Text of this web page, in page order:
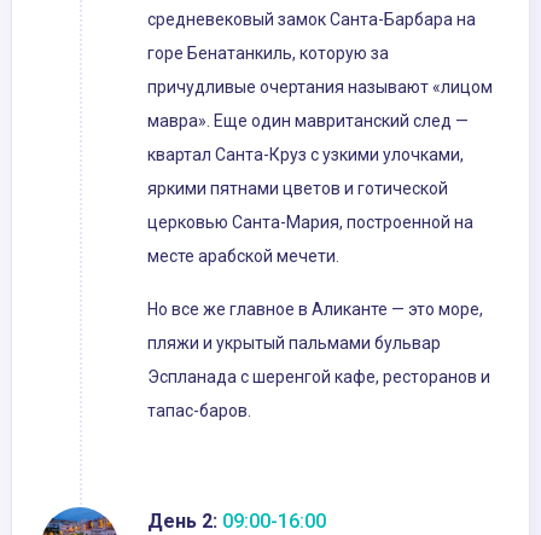
средневековый замок Санта-Барбара на
горе Бенатанкиль, которую за
причудливые очертания называют «лицом
мавра». Еще один мавританский след —
квартал Санта-Круз с узкими улочками,
яркими пятнами цветов и готической
церковью Санта-Мария, построенной на
месте арабской мечети.
Но все же главное в Аликанте — это море,
пляжи и укрытый пальмами бульвар
Эспланада с шеренгой кафе, ресторанов и
тапас-баров.
День 2: 09:00-16:00